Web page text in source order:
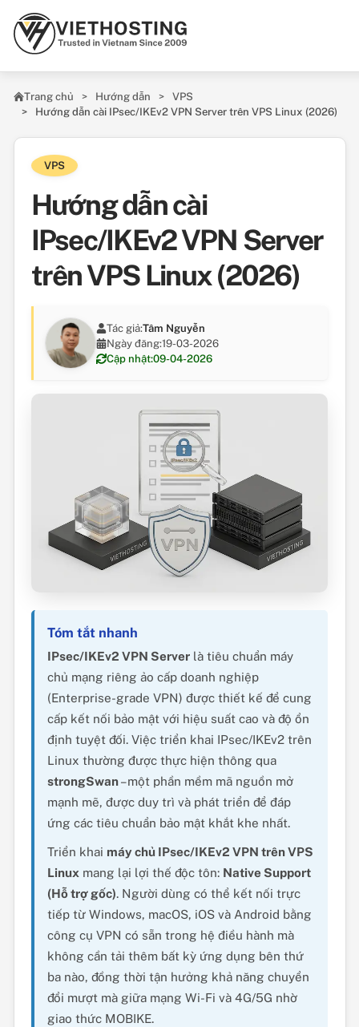
Trang chủ Hướng dẫn
VPS
Hướng dẫn cài IPsec/IKEv2 VPN Server trên VPS Linux (2026)
VPS
Hướng dẫn cài
IPsec/IKEv2 VPN Server
trên VPS Linux (2026)
Tác giả:Tâm Nguyễn
Ngày đăng:19-03-2026
Cập nhật:09-04-2026
Tóm tắt nhanh
IPsec/IKEv2 VPN Server là tiêu chuẩn máy
chủ mạng riêng ảo cấp doanh nghiệp
(Enterprise-grade VPN) được thiết kế để cung
cấp kết nối bảo mật với hiệu suất cao và độ ổn
định tuyệt đối. Việc triển khai IPsec/IKEv2 trên
Linux thường được thực hiện thông qua
strongSwan– một phần mềm mã nguồn mở
mạnh mẽ, được duy trì và phát triển để đáp
ứng các tiêu chuẩn bảo mật khắt khe nhất.
Triển khai máy chủ IPsec/IKEv2 VPN trên VPS
Linux mang lại lợi thế độc tôn: Native Support
(Hỗ trợ gốc). Người dùng có thể kết nối trực
tiếp từ Windows, macOS, iOS và Android bằng
công cụ VPN có sẵn trong hệ điều hành mà
không cần tải thêm bất kỳ ứng dụng bên thứ
ba nào, đồng thời tận hưởng khả năng chuyển
đổi mượt mà giữa mạng Wi-Fi và 4G/5G nhờ
giao thức MOBIKE.